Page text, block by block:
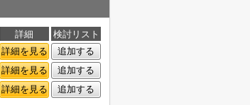
詳細
検討リスト
詳細を見る
追加する
詳細を見る
追加する
詳細を見る 追加する